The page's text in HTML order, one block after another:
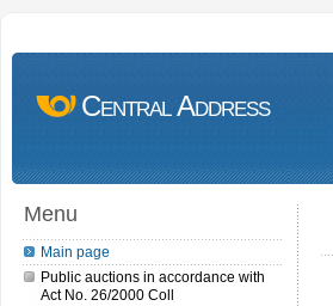
Central Address
Menu
Main page
Public auctions in accordance with
Act No. 26/2000 Coll